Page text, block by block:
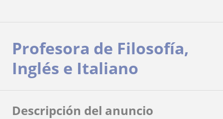
Profesora de Filosofía,
Inglés e Italiano
Descripción del anuncio